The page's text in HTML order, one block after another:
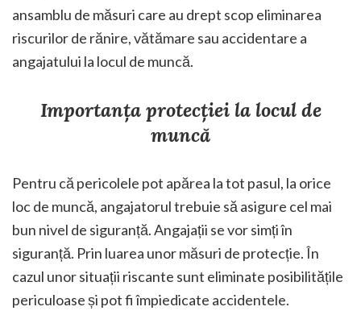
ansamblu de măsuri care au drept scop eliminarea
riscurilor de rănire, vătămare sau accidentare a
angajatului la locul de muncă.
Importanța protecției la locul de
muncă
Pentru că pericolele pot apărea la tot pasul, la orice
loc de muncă, angajatorul trebuie să asigure cel mai
bun nivel de siguranță. Angajații se vor simți în
siguranță. Prin luarea unor măsuri de protecție. În
cazul unor situații riscante sunt eliminate posibilitățile
periculoase și pot fi împiedicate accidentele.